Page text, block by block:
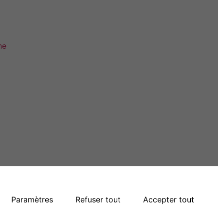
des cookies Plan du site
Paramètres Refuser tout Accepter tout